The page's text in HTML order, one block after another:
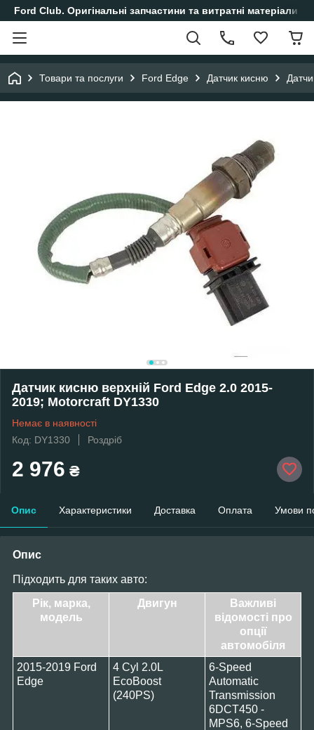
Ford Club. Оригінальні запчастини та витратні матеріали
Товари та послуги Ford Edge Датчик кисню
Датчик кисню верхній Ford Edge 2.0 2015-
2019; Motorcraft DY1330
Немає в наявності
Код: DY1330
Роздріб
2 976 ₴
Опис Характеристики Доставка Оплата Умови
Опис
Підходить для таких авто:
Рік, марка,
модель
Двигун
Важливі
відомості про
опції
автомобіля
2015-2019 Ford
Edge
4 Cyl 2.0L
EcoBoost
(240PS)
6-Speed
Automatic
Transmission
6DCT450 -
MPS6, 6-Speed